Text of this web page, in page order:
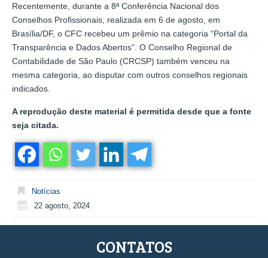
Recentemente, durante a 8ª Conferência Nacional dos
Conselhos Profissionais, realizada em 6 de agosto, em
Brasília/DF, o CFC recebeu um prêmio na categoria “Portal da
Transparência e Dados Abertos”. O Conselho Regional de
Contabilidade de São Paulo (CRCSP) também venceu na
mesma categoria, ao disputar com outros conselhos regionais
indicados.
A reprodução deste material é permitida desde que a fonte
seja citada.
Notícias
22 agosto, 2024
CONTATOS